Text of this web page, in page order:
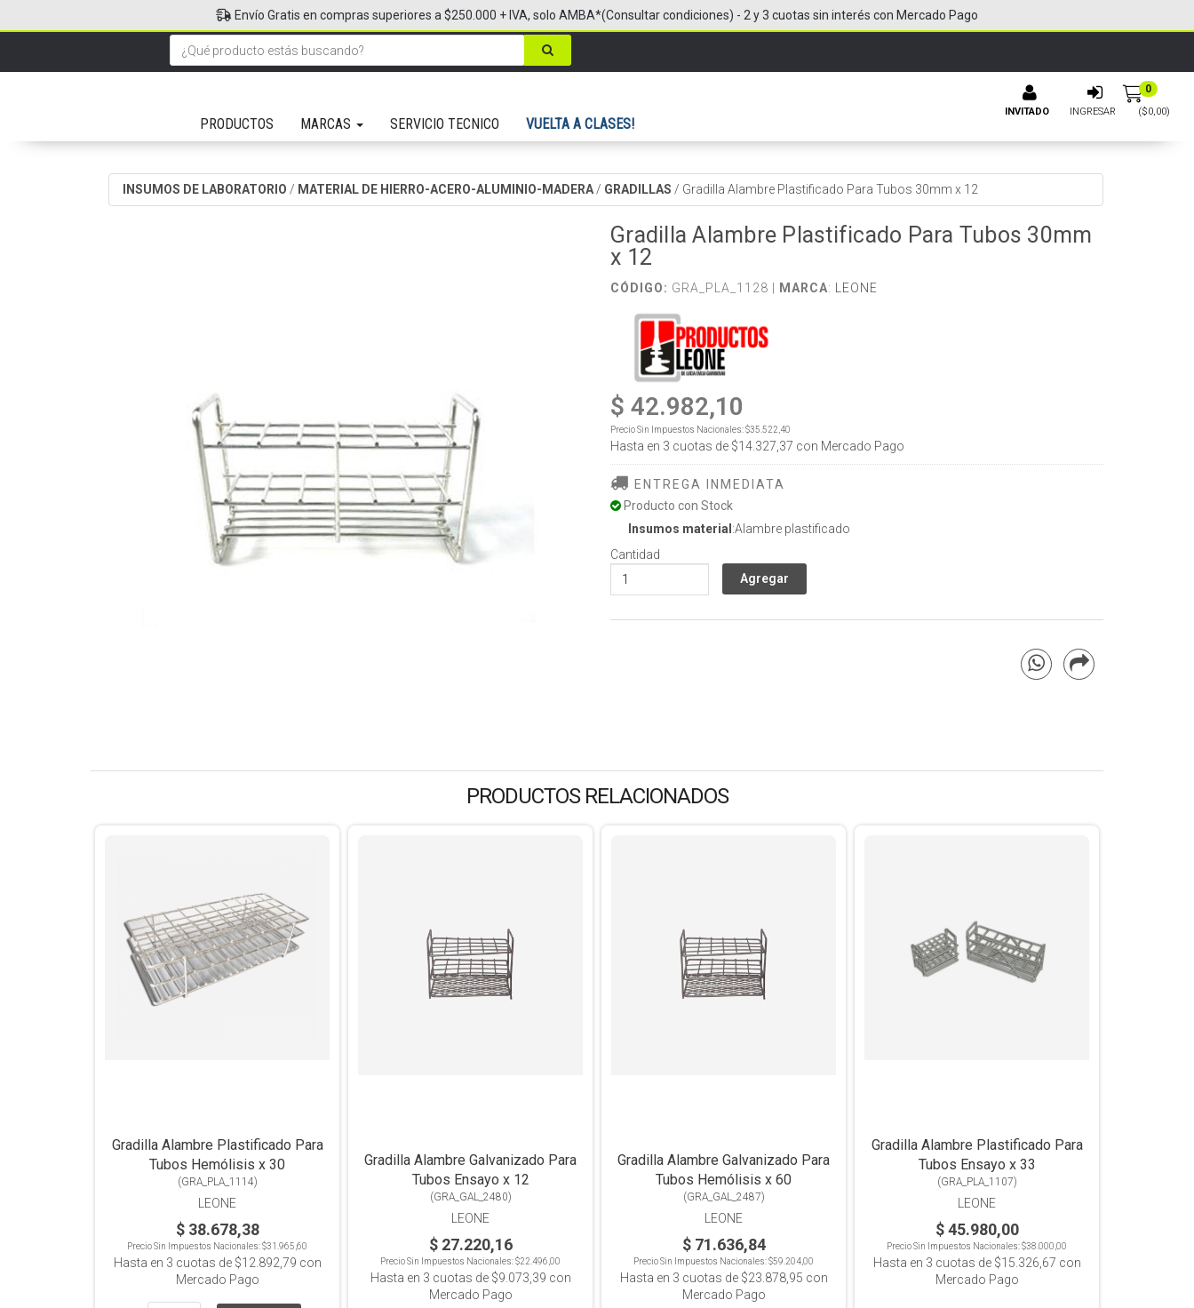
INVITADO INGRESAR
0
($0,00)
PRODUCTOS MARCAS SERVICIO TECNICO VUELTA A CLASES!
Envío Gratis en compras superiores a $250.000 + IVA, solo AMBA*(Consultar condiciones) - 2 y 3 cuotas sin interés con Mercado Pago
INSUMOS DE LABORATORIO / MATERIAL DE HIERRO-ACERO-ALUMINIO-MADERA / GRADILLAS / Gradilla Alambre Plastificado Para Tubos 30mm x 12
Gradilla Alambre Plastificado Para Tubos 30mm
x 12
CÓDIGO: GRA_PLA_1128 | MARCA: LEONE
$ 42.982,10
Precio Sin Impuestos Nacionales:$35.522,40
Hasta en 3 cuotas de $14.327,37 con Mercado Pago
ENTREGA INMEDIATA
Producto con Stock
Insumos material :Alambre plastificado
Cantidad
PRODUCTOS RELACIONADOS
Gradilla Alambre Plastificado Para
Tubos Hemólisis x 30
(GRA_PLA_1114)
LEONE
$ 38.678,38
Precio Sin Impuestos Nacionales:$31.965,60
Hasta en 3 cuotas de $12.892,79 con
Mercado Pago
Gradilla Alambre Galvanizado Para
Tubos Ensayo x 12
(GRA_GAL_2480)
LEONE
$ 27.220,16
Precio Sin Impuestos Nacionales:$22.496,00
Hasta en 3 cuotas de $9.073,39 con
Mercado Pago
Gradilla Alambre Galvanizado Para
Tubos Hemólisis x 60
(GRA_GAL_2487)
LEONE
$ 71.636,84
Precio Sin Impuestos Nacionales:$59.204,00
Hasta en 3 cuotas de $23.878,95 con
Mercado Pago
Gradilla Alambre Plastificado Para
Tubos Ensayo x 33
(GRA_PLA_1107)
LEONE
$ 45.980,00
Precio Sin Impuestos Nacionales:$38.000,00
Hasta en 3 cuotas de $15.326,67 con
Mercado Pago